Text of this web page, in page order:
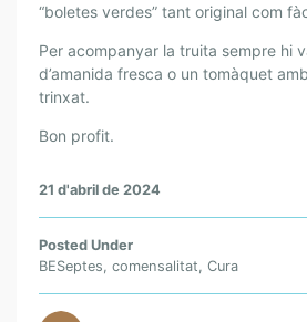
“boletes verdes” tant original com
Per acompanyar la truita sempre hi
d’amanida fresca o un tomàquet
trinxat.
Bon profit.
21 d'abril de 2024
Posted Under
BESeptes, comensalitat, Cura